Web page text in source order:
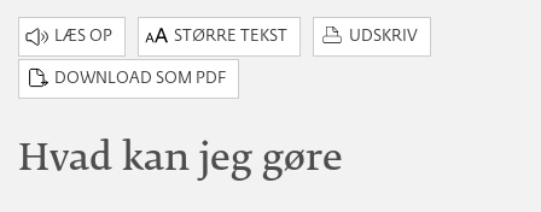
STØRRE TEKST UDSKRIV
DOWNLOAD SOM PDF
Hvad kan jeg gøre